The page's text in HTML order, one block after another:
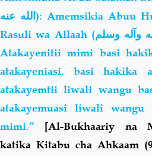
الله عنه): Amemsikia Abuu
Rasuli wa Allaah (وآله وسلم
Atakayenitii mimi basi
atakayeniasi, basi hakika
atakayemtii liwali wangu
atakayemuasi liwali
mimi.” [Al-Bukhaariy na
katika Kitabu cha Ahkaam